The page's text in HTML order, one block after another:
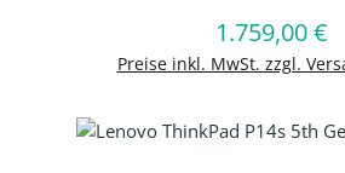
Regulärer
1.759,00 €
Preise inkl. MwSt. zzgl.
In den Warenkorb